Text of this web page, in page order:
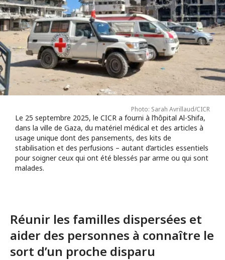
Photo: Sarah Avrillaud/CICR
Le 25 septembre 2025, le CICR a fourni à l’hôpital Al-Shifa,
dans la ville de Gaza, du matériel médical et des articles à
usage unique dont des pansements, des kits de
stabilisation et des perfusions – autant d’articles essentiels
pour soigner ceux qui ont été blessés par arme ou qui sont
malades.
Réunir les familles dispersées et
aider des personnes à connaître le
sort d’un proche disparu